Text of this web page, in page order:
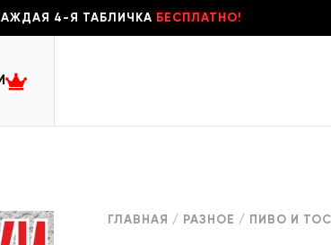
4-Я ТАБЛИЧКА БЕСПЛАТНО!
ГЛАВНАЯ / РАЗНОЕ / ПИВО И